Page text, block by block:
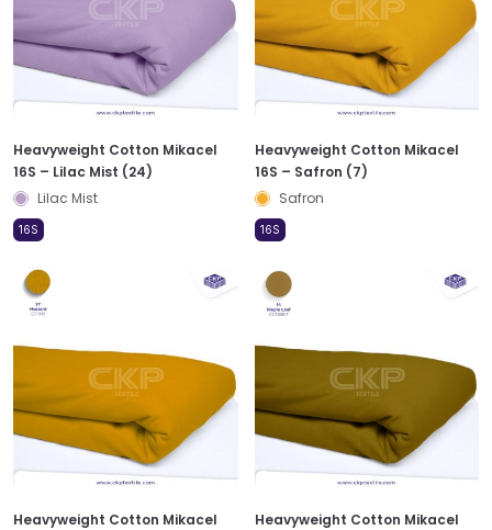
Heavyweight Cotton Mikacel
16S – Lilac Mist (24)
Lilac Mist
16S
Heavyweight Cotton Mikacel
16S – Safron (7)
Safron
16S
Heavyweight Cotton Mikacel
Heavyweight Cotton Mikacel